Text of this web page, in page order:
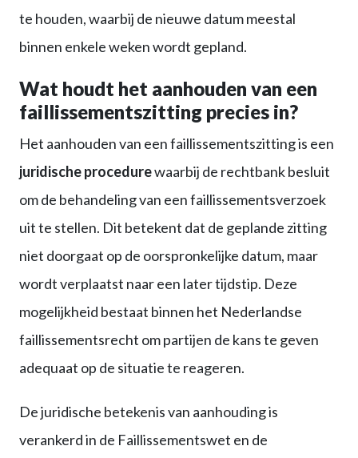
te houden, waarbij de nieuwe datum meestal
binnen enkele weken wordt gepland.
Wat houdt het aanhouden van een
faillissementszitting precies in?
Het aanhouden van een faillissementszitting is een
juridische procedurewaarbij de rechtbank besluit
om de behandeling van een faillissementsverzoek
uit te stellen. Dit betekent dat de geplande zitting
niet doorgaat op de oorspronkelijke datum, maar
wordt verplaatst naar een later tijdstip. Deze
mogelijkheid bestaat binnen het Nederlandse
faillissementsrecht om partijen de kans te geven
adequaat op de situatie te reageren.
De juridische betekenis van aanhouding is
verankerd in de Faillissementswet en de